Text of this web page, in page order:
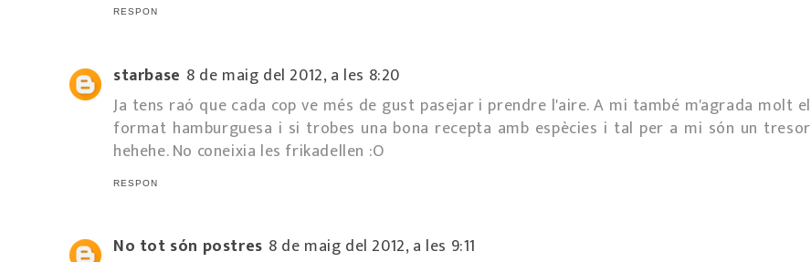
RESPON
starbase 8 de maig del 2012, a les 8:20
Ja tens raó que cada cop ve més de gust pasejar i prendre l'aire. A mi també m'agrada molt el
format hamburguesa i si trobes una bona recepta amb espècies i tal per a mi són un tresor
hehehe. No coneixia les frikadellen :O
RESPON
No tot són postres 8 de maig del 2012, a les 9:11